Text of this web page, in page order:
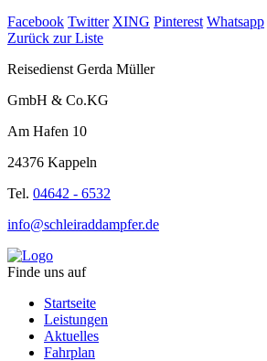
Facebook Twitter XING Pinterest Whatsapp
Zurück zur Liste
Reisedienst Gerda Müller
GmbH & Co.KG
Am Hafen 10
24376 Kappeln
Tel. 04642 - 6532
info@schleiraddampfer.de
Finde uns auf
Startseite
Leistungen
Aktuelles
Fahrplan